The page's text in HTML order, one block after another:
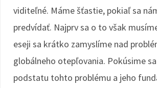
viditeľné. Máme šťastie, pokiaľ sa
predvídať. Najprv sa o to však
eseji sa krátko zamyslíme nad
globálneho otepľovania. Pokúsime
podstatu tohto problému a jeho